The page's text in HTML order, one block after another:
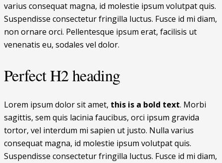
varius consequat magna, id molestie ipsum volutpat quis.
Suspendisse consectetur fringilla luctus. Fusce id mi diam,
non ornare orci. Pellentesque ipsum erat, facilisis ut
venenatis eu, sodales vel dolor.
Perfect H2 heading
Lorem ipsum dolor sit amet, this is a bold text. Morbi
sagittis, sem quis lacinia faucibus, orci ipsum gravida
tortor, vel interdum mi sapien ut justo. Nulla varius
consequat magna, id molestie ipsum volutpat quis.
Suspendisse consectetur fringilla luctus. Fusce id mi diam,